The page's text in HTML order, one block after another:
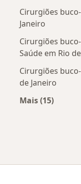
Cirurgiões
Janeiro
Cirurgiões
Saúde em Rio
Cirurgiões
de Janeiro
Mais (15)